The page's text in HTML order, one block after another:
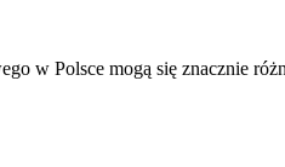
w Polsce mogą się znacznie